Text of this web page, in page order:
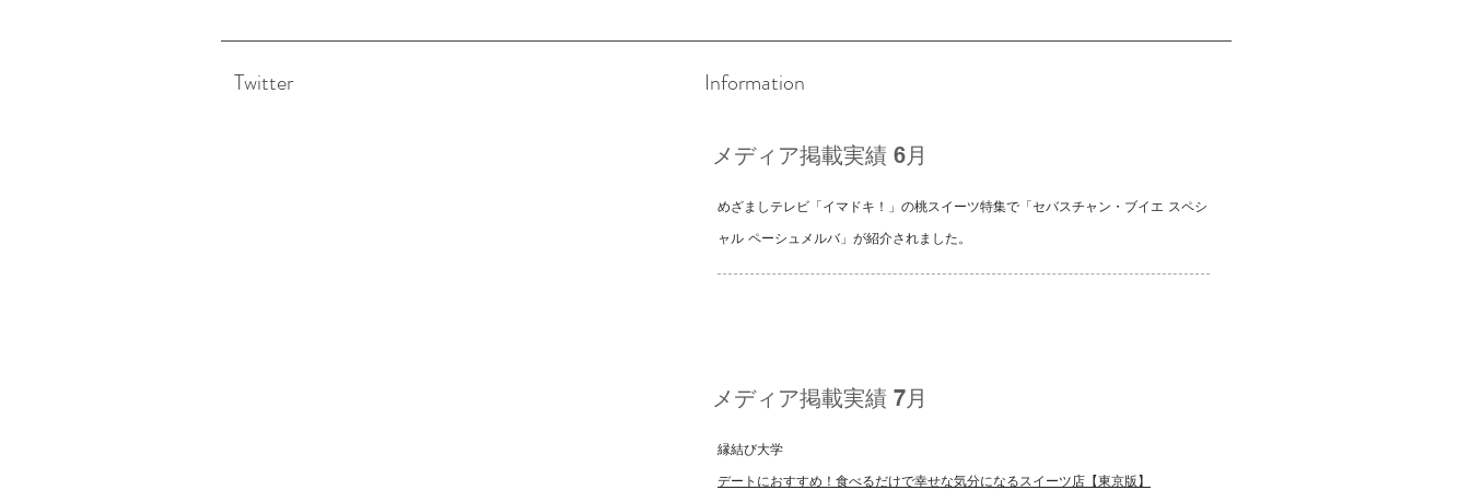
Twitter Information
​メディア掲載実績 6月
めざましテレビ「イマドキ！」の桃スイーツ特集で「セバスチャン・ブイエ スペシ
ャル ペーシュメルバ」が紹介されました。
​メディア掲載実績 7月
縁結び大学
デートにおすすめ！食べるだけで幸せな気分になるスイーツ店【東京版】